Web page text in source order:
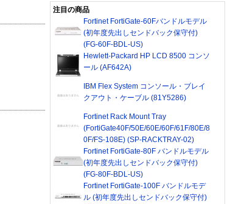
注目の商品
Fortinet FortiGate-60Fバンドルモデル
(初年度先出しセンドバック保守付)
(FG-60F-BDL-US)
Hewlett-Packard HP LCD 8500 コンソ
ール (AF642A)
IBM Flex System コンソール・ブレイ
クアウト・ケーブル (81Y5286)
Fortinet Rack Mount Tray
(FortiGate40F/50E/60E/60F/61F/80E/8
0F/FS-108E) (SP-RACKTRAY-02)
Fortinet FortiGate-80F バンドルモデル
(初年度先出しセンドバック保守付)
(FG-80F-BDL-US)
Fortinet FortiGate-100F バンドルモデ
ル (初年度先出しセンドバック保守付)